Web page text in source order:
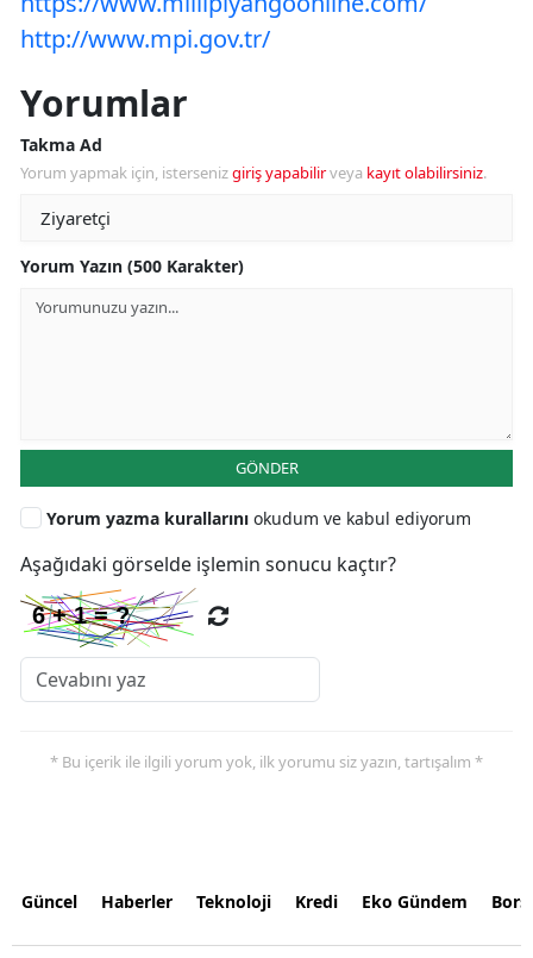
http://www.mpi.gov.tr/
Yorumlar
Takma Ad
Yorum yapmak için, istersenizgiriş yapabilirveya kayıt olabilirsiniz.
Yorum Yazın (500 Karakter)
GÖNDER
Yorum yazma kurallarını okudum ve kabul ediyorum
Aşağıdaki görselde işlemin sonucu kaçtır?
* Bu içerik ile ilgili yorum yok, ilk yorumu siz yazın, tartışalım *
Güncel Haberler Teknoloji Kredi Eko Gündem